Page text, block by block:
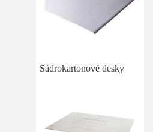
Sádrokartonové desky